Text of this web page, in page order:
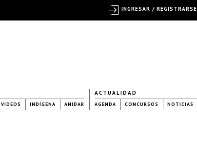
VIDEOS INDÍGENA ANIDAR
ACTUALIDAD
AGENDA CONCURSOS NOTICIAS
INGRESAR / REGISTRARSE